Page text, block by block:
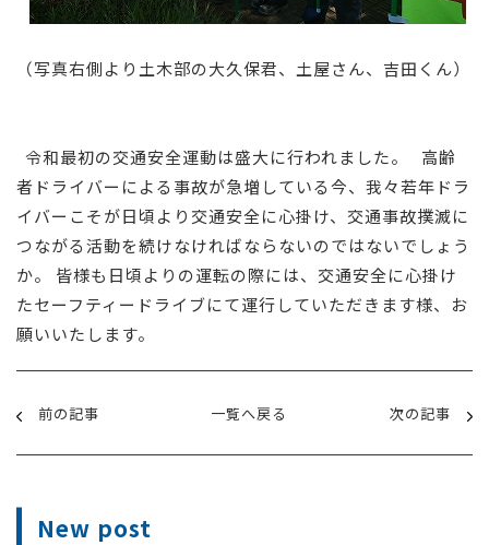
（写真右側より土木部の大久保君、土屋さん、吉田くん）
令和最初の交通安全運動は盛大に行われました。 高齢
者ドライバーによる事故が急増している今、我々若年ドラ
イバーこそが日頃より交通安全に心掛け、交通事故撲滅に
つながる活動を続けなければならないのではないでしょう
か。 皆様も日頃よりの運転の際には、交通安全に心掛け
たセーフティードライブにて運行していただきます様、お
願いいたします。
前の記事 一覧へ戻る 次の記事
New post